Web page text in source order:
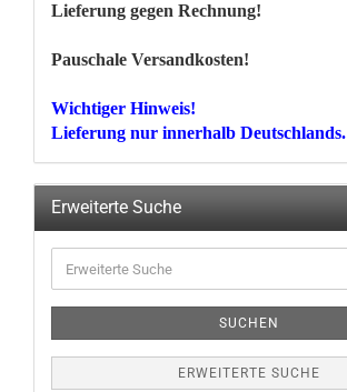
Lieferung gegen Rechnung!
Pauschale Versandkosten!
Wichtiger Hinweis!
Lieferung nur innerhalb Deutschlands.
Erweiterte Suche
Suche
SUCHEN
ERWEITERTE SUCHE